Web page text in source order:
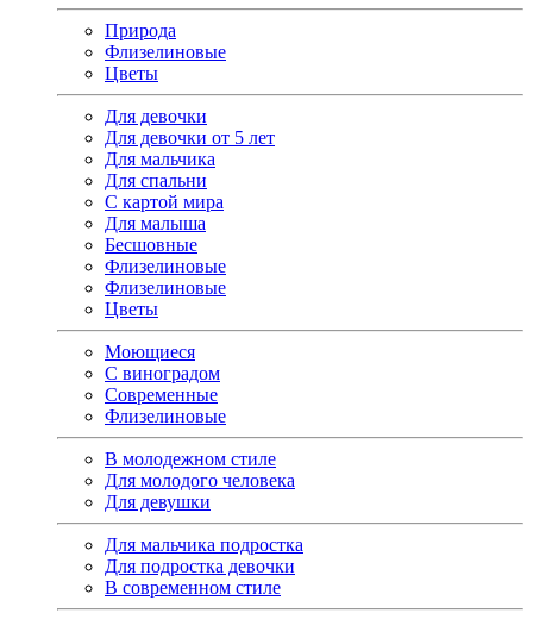
Природа
Флизелиновые
Цветы
Для девочки
Для девочки от 5 лет
Для мальчика
Для спальни
С картой мира
Для малыша
Бесшовные
Флизелиновые
Флизелиновые
Цветы
Моющиеся
С виноградом
Современные
Флизелиновые
В молодежном стиле
Для молодого человека
Для девушки
Для мальчика подростка
Для подростка девочки
В современном стиле